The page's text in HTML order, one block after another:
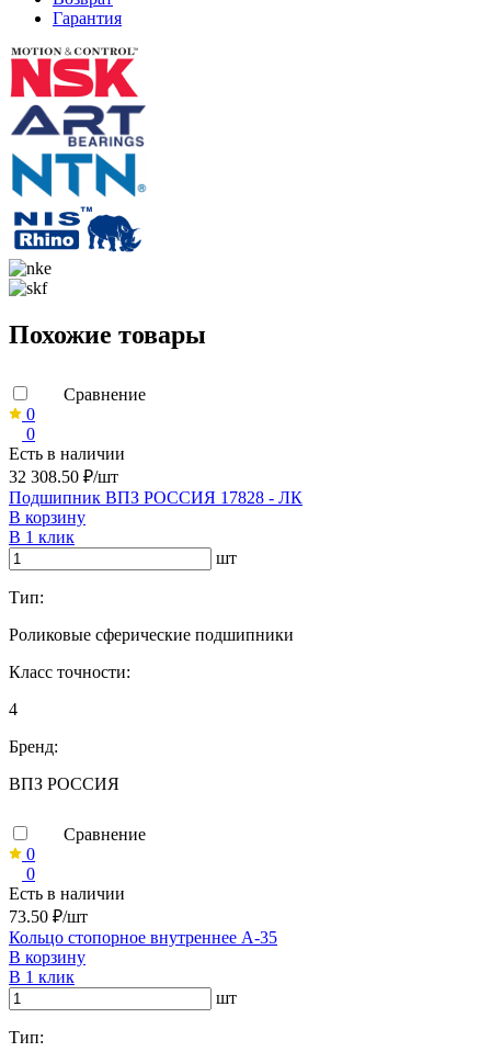
Гарантия
Похожие товары
Сравнение
0
0
Есть в наличии
32 308.50 ₽/шт
Подшипник ВПЗ РОССИЯ 17828 - ЛК
В корзину
В 1 клик
шт
Тип:
Роликовые сферические подшипники
Класс точности:
4
Бренд:
ВПЗ РОССИЯ
Сравнение
0
0
Есть в наличии
73.50 ₽/шт
Кольцо стопорное внутреннее А-35
В корзину
В 1 клик
шт
Тип: